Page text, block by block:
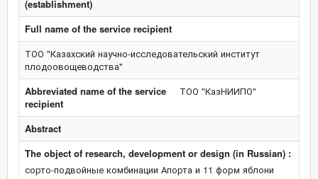
(establishment)
Full name of the service recipient
ТОО "Казахский научно-исследовательский институт
плодоовощеводства"
Abbreviated name of the service
recipient
ТОО "КазНИИПО"
Abstract
The object of research, development or design (in Russian) :
сорто-подвойные комбинации Апорта и 11 форм яблони